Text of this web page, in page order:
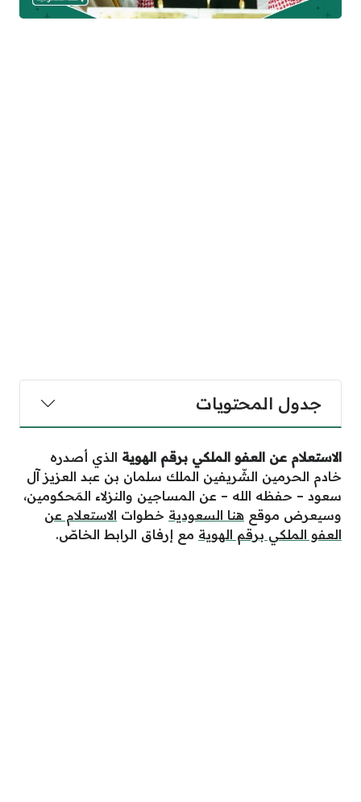
جدول المحتويات
الاستعلام عن العفو الملكي برقم الهوية الذي أصدره
خادم الحرمين الشّريفين الملك سلمان بن عبد العزيز آل
سعود – حفظه الله – عن المساجين والنزلاء المَحكومين،
وسيعرض موقع هنا السعودية خطوات الاستعلام عن
العفو الملكي برقم الهوية مع إرفاق الرابط الخاصّ.